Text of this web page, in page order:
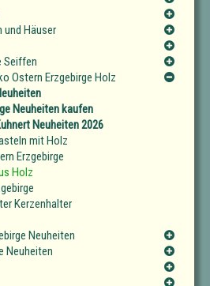
und Häuser
Seiffen
Ostern Erzgebirge Holz
Neuheiten kaufen
Neuheiten 2026
mit Holz
Erzgebirge
Holz
Kerzenhalter
Neuheiten
Neuheiten